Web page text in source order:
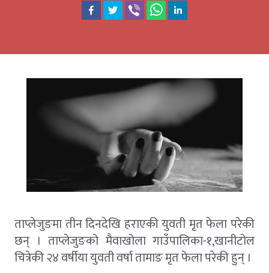
ताप्लेजुङमा तीन दिनदेखि हराएकी युवती मृत फेला परेकी
छन् । ताप्लेजुङको मैवाखोला गाउँपालिका-१,खानीटोल
चित्रेकी २४ वर्षीया युवती वर्षा तामाङ मृत फेला परेकी हुन् ।